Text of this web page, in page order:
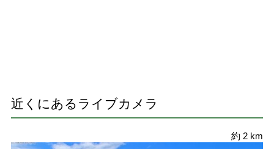
近くにあるライブカメラ
約 2 km